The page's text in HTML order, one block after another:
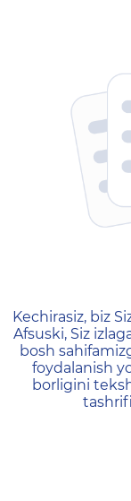
404 —
Kechirasiz, biz
Afsuski, Siz
bosh
foydalanish
borligini